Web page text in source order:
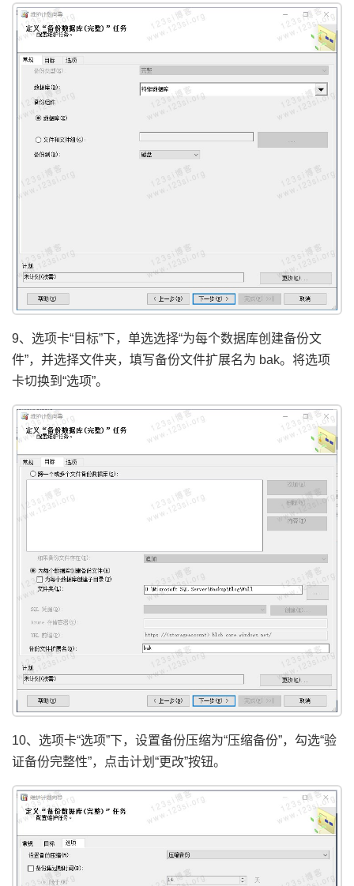
9、选项卡“目标”下，单选选择“为每个数据库创建备份文
件”，并选择文件夹，填写备份文件扩展名为 bak。将选项
卡切换到“选项”。
10、选项卡“选项”下，设置备份压缩为“压缩备份”，勾选“验
证备份完整性”，点击计划“更改”按钮。